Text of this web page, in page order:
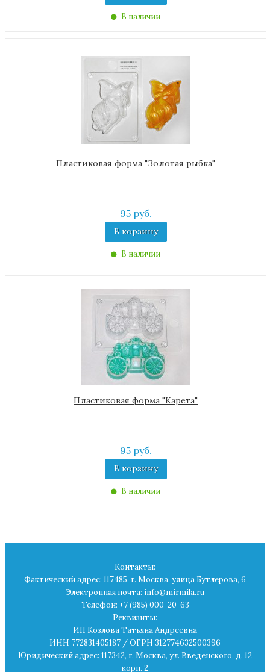
В наличии
Пластиковая форма "Золотая рыбка"
95 руб.
В корзину
В наличии
Пластиковая форма "Карета"
95 руб.
В корзину
В наличии
Контакты:
Фактический адрес: 117485, г. Москва, улица Бутлерова, 6
Электронная почта: info@mirmila.ru
Телефон: +7 (985) 000-20-63
Реквизиты:
ИП Козлова Татьяна Андреевна
ИНН 772831405187 / ОГРН 312774632500396
Юридический адрес: 117342, г. Москва, ул. Введенского, д. 12
корп. 2